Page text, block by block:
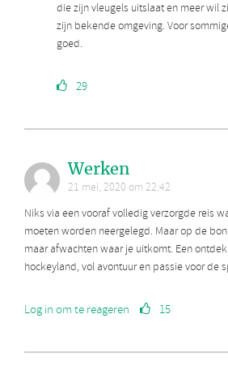
die zijn vleugels uitslaat en meer wil
zijn bekende omgeving. Voor
goed.
29
Werken
21 mei, 2020 om 22:42
Niks via een vooraf volledig verzorgde reis
moeten worden neergelegd. Maar op de
maar afwachten waar je uitkomt. Een
hockeyland, vol avontuur en passie voor de
Log in om te reageren 15